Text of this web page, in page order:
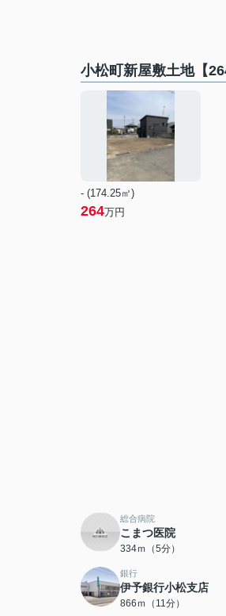
小松町新屋敷土地【
- (174.25㎡)
264万円
総合病院
こまつ医院
334ｍ（5分）
銀行
伊予銀行小松支店
866ｍ（11分）